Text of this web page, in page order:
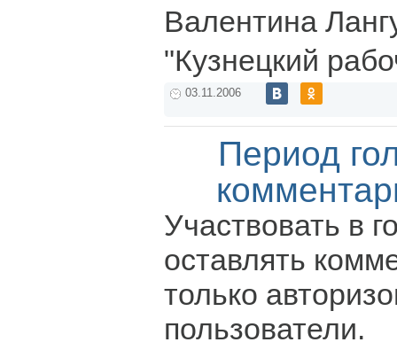
Валентина
"Кузнецкий
03.11.2006
Период
Участвовать в
оставлять
только
пользователи.